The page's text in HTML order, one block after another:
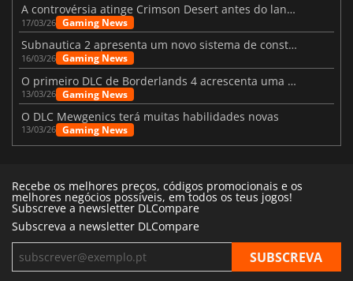
A controvérsia atinge Crimson Desert antes do lançamento
17/03/26 Gaming News
Subnautica 2 apresenta um novo sistema de construção de bases
16/03/26 Gaming News
O primeiro DLC de Borderlands 4 acrescenta uma nova personagem e muito mais
13/03/26 Gaming News
O DLC Mewgenics terá muitas habilidades novas
13/03/26 Gaming News
Recebe os melhores preços, códigos promocionais e os
melhores negócios possíveis, em todos os teus jogos!
Subscreve a newsletter DLCompare
Subscreva a newsletter DLCompare